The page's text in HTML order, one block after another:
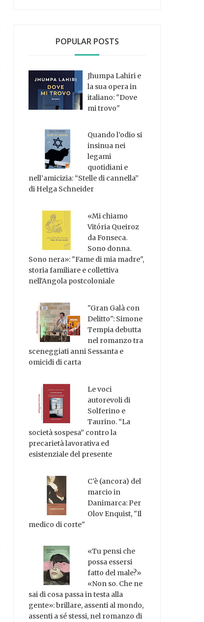
POPULAR POSTS
Jhumpa Lahiri e
la sua opera in
italiano: "Dove
mi trovo"
Quando l’odio si
insinua nei
legami
quotidiani e
nell’amicizia: “Stelle di cannella”
di Helga Schneider
«Mi chiamo
Vitória Queiroz
da Fonseca.
Sono donna.
Sono nera»: "Fame di mia madre",
storia familiare e collettiva
nell'Angola postcoloniale
"Gran Galà con
Delitto": Simone
Tempia debutta
nel romanzo tra
sceneggiati anni Sessanta e
omicidi di carta
Le voci
autorevoli di
Solferino e
Taurino. “La
società sospesa” contro la
precarietà lavorativa ed
esistenziale del presente
C'è (ancora) del
marcio in
Danimarca: Per
Olov Enquist, "Il
medico di corte"
«Tu pensi che
possa essersi
fatto del male?»
«Non so. Che ne
sai di cosa passa in testa alla
gente»: brillare, assenti al mondo,
assenti a sé stessi, nel romanzo di